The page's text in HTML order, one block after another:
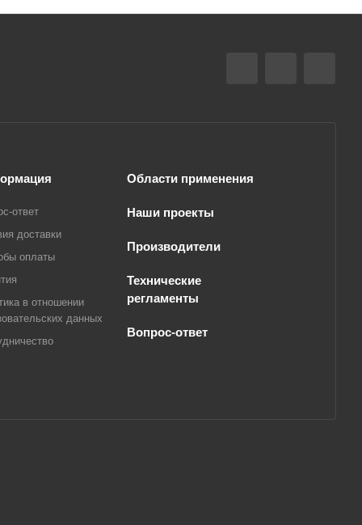
ответ
доставки
оплаты
в отношении
данных
Области применения
Наши проекты
Производители
Технические
регламенты
Вопрос-ответ